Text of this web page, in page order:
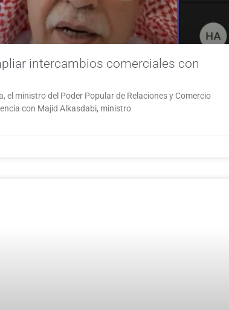
intercambios comerciales con
el ministro del Poder Popular de Relaciones y Comercio
con Majid Alkasdabi, ministro